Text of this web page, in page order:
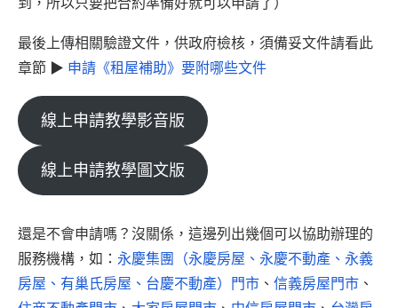
最後上傳相關驗證文件，供政府檢核，須備妥文件請看此
章節 ▶ 申請《租屋補助》要附哪些文件
線上申請教學影音版
線上申請教學圖文版
還是不會申請嗎？沒關係，這邊列出幾個可以協助辦理的
服務機構，如： 永慶集團（永慶房屋、永慶不動產、永義
房屋、有巢氏房屋、台慶不動產）門市 、 信義房屋門市 、